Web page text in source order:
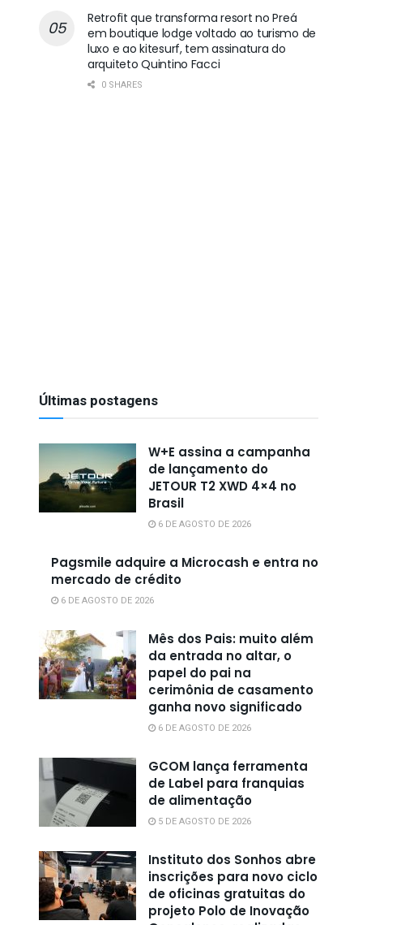
Retrofit que transforma resort no Preá
em boutique lodge voltado ao turismo de
luxo e ao kitesurf, tem assinatura do
arquiteto Quintino Facci
0 SHARES
Últimas postagens
W+E assina a campanha
de lançamento do
JETOUR T2 XWD 4×4 no
Brasil
6 DE AGOSTO DE 2026
Pagsmile adquire a Microcash e entra no
mercado de crédito
6 DE AGOSTO DE 2026
Mês dos Pais: muito além
da entrada no altar, o
papel do pai na
cerimônia de casamento
ganha novo significado
6 DE AGOSTO DE 2026
GCOM lança ferramenta
de Label para franquias
de alimentação
5 DE AGOSTO DE 2026
Instituto dos Sonhos abre
inscrições para novo ciclo
de oficinas gratuitas do
projeto Polo de Inovação